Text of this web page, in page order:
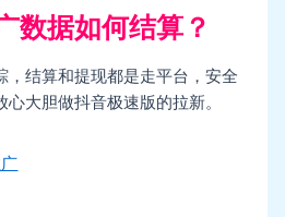
数据如何结算？
，结算和提现都是走平台，安全
大胆做抖音极速版的拉新。